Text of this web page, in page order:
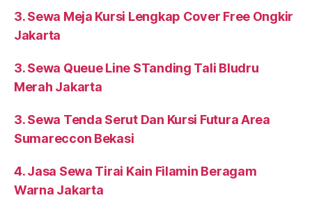
3. Sewa Meja Kursi Lengkap Cover Free Ongkir
Jakarta
3. Sewa Queue Line STanding Tali Bludru
Merah Jakarta
3. Sewa Tenda Serut Dan Kursi Futura Area
Sumareccon Bekasi
4. Jasa Sewa Tirai Kain Filamin Beragam
Warna Jakarta